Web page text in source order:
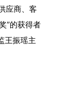
应商、客
”的获得者
王振瑶主